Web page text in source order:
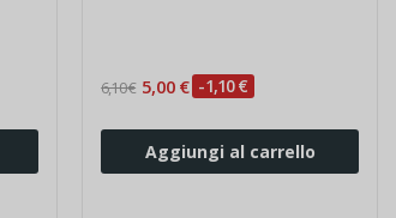
6,10 € 5,00 € -1,10 €
Aggiungi al carrello